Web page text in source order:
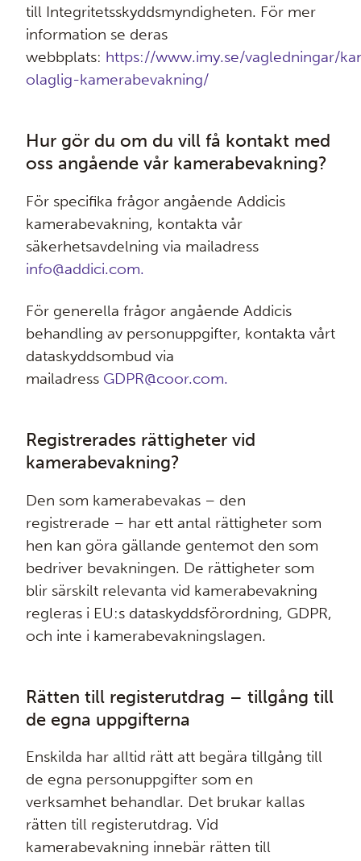
till Integritetsskyddsmyndigheten. För mer
information se deras
webbplats: https://www.imy.se/vagledningar/
olaglig-kamerabevakning/
Hur gör du om du vill få kontakt med
oss angående vår kamerabevakning?
För specifika frågor angående Addicis
kamerabevakning, kontakta vår
säkerhetsavdelning via mailadress
info@addici.com.
För generella frågor angående Addicis
behandling av personuppgifter, kontakta vårt
dataskyddsombud via
mailadress GDPR@coor.com.
Registrerades rättigheter vid
kamerabevakning?
Den som kamerabevakas – den
registrerade – har ett antal rättigheter som
hen kan göra gällande gentemot den som
bedriver bevakningen. De rättigheter som
blir särskilt relevanta vid kamerabevakning
regleras i EU:s dataskyddsförordning, GDPR,
och inte i kamerabevakningslagen.
Rätten till registerutdrag – tillgång till
de egna uppgifterna
Enskilda har alltid rätt att begära tillgång till
de egna personuppgifter som en
verksamhet behandlar. Det brukar kallas
rätten till registerutdrag. Vid
kamerabevakning innebär rätten till